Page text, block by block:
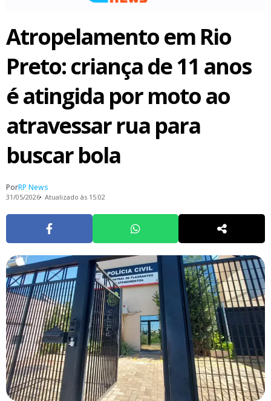
Atropelamento em Rio
Preto: criança de 11 anos
é atingida por moto ao
atravessar rua para
buscar bola
PorRP News
31/05/2026 Atualizado às 15:02